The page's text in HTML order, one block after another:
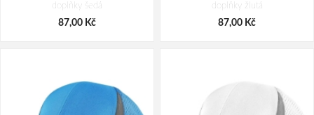
doplňky šedá
87,00 Kč
doplňky žlutá
87,00 Kč